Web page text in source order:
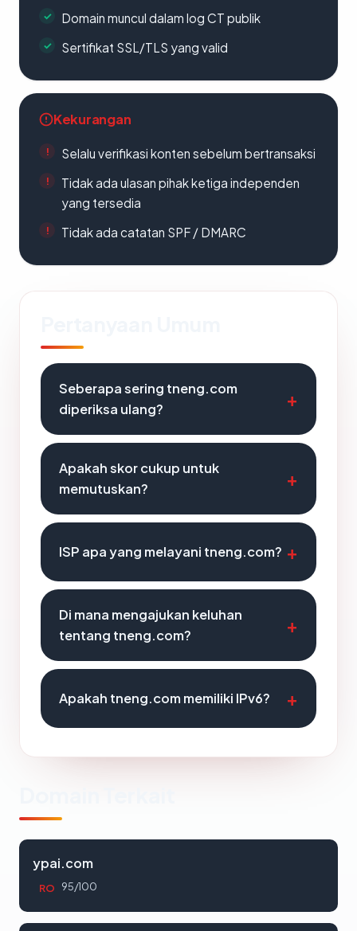
Domain muncul dalam log CT publik
Sertifikat SSL/TLS yang valid
Kekurangan
Selalu verifikasi konten sebelum bertransaksi
Tidak ada ulasan pihak ketiga independen
yang tersedia
Tidak ada catatan SPF / DMARC
Seberapa sering tneng.com
diperiksa ulang?
Apakah skor cukup untuk
memutuskan?
ISP apa yang melayani tneng.com?
Di mana mengajukan keluhan
tentang tneng.com?
Apakah tneng.com memiliki IPv6?
ypai.com
RO 95/100